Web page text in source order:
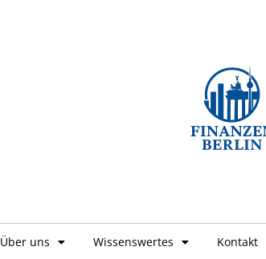
Über uns Wissenswertes
Kontakt